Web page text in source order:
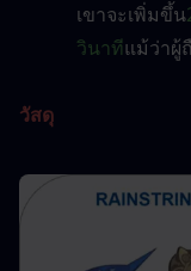
เขาจะเพิ่มขึ้น
วินาทีแม้ว่าผู้
วัสดุ